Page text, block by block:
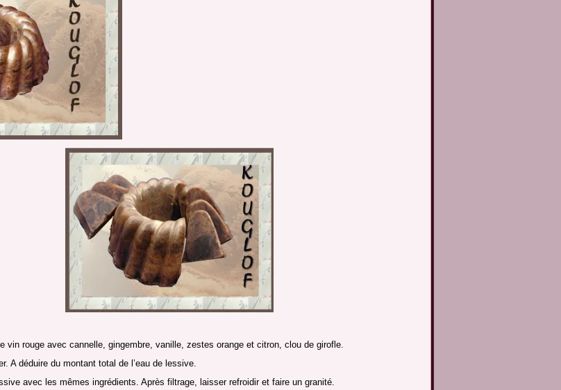
vin rouge avec cannelle, gingembre, vanille, zestes orange et citron, clou de girofle.
A déduire du montant total de l’eau de lessive.
avec les mêmes ingrédients. Après filtrage, laisser refroidir et faire un granité.